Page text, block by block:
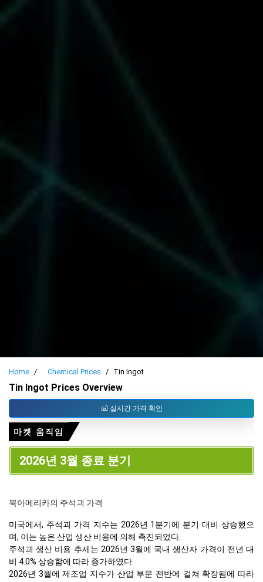
Home Chemical Prices Tin Ingot
Tin Ingot Prices Overview
실시간 가격 확인
마켓 움직임
2026년 3월 종료 분기
북아메리카의 주석괴 가격
미국에서, 주석괴 가격 지수는 2026년 1분기에 분기 대비 상승했으
며, 이는 높은 산업 생산 비용에 의해 촉진되었다.
주석괴 생산 비용 추세는 2026년 3월에 국내 생산자 가격이 전년 대
비 4.0% 상승함에 따라 증가하였다.
2026년 3월에 제조업 지수가 산업 부문 전반에 걸쳐 확장됨에 따라